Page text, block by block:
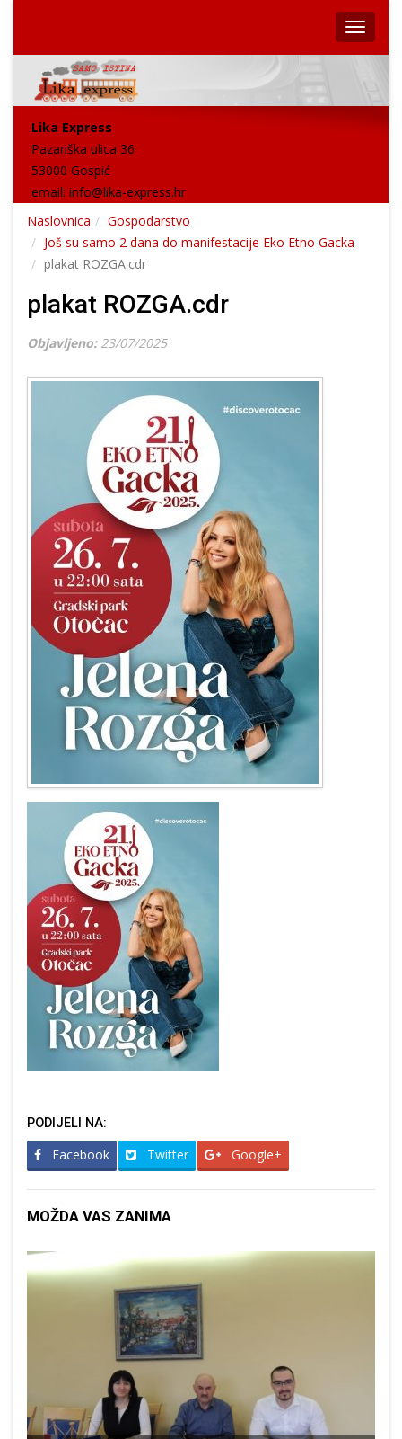
Lika Express
Pazariška ulica 36
53000 Gospić
email: info@lika-express.hr
Naslovnica
Gospodarstvo
Još su samo 2 dana do manifestacije Eko Etno Gacka
plakat ROZGA.cdr
plakat ROZGA.cdr
Objavljeno: 23/07/2025
PODIJELI NA:
Facebook Twitter Google+
MOŽDA VAS ZANIMA